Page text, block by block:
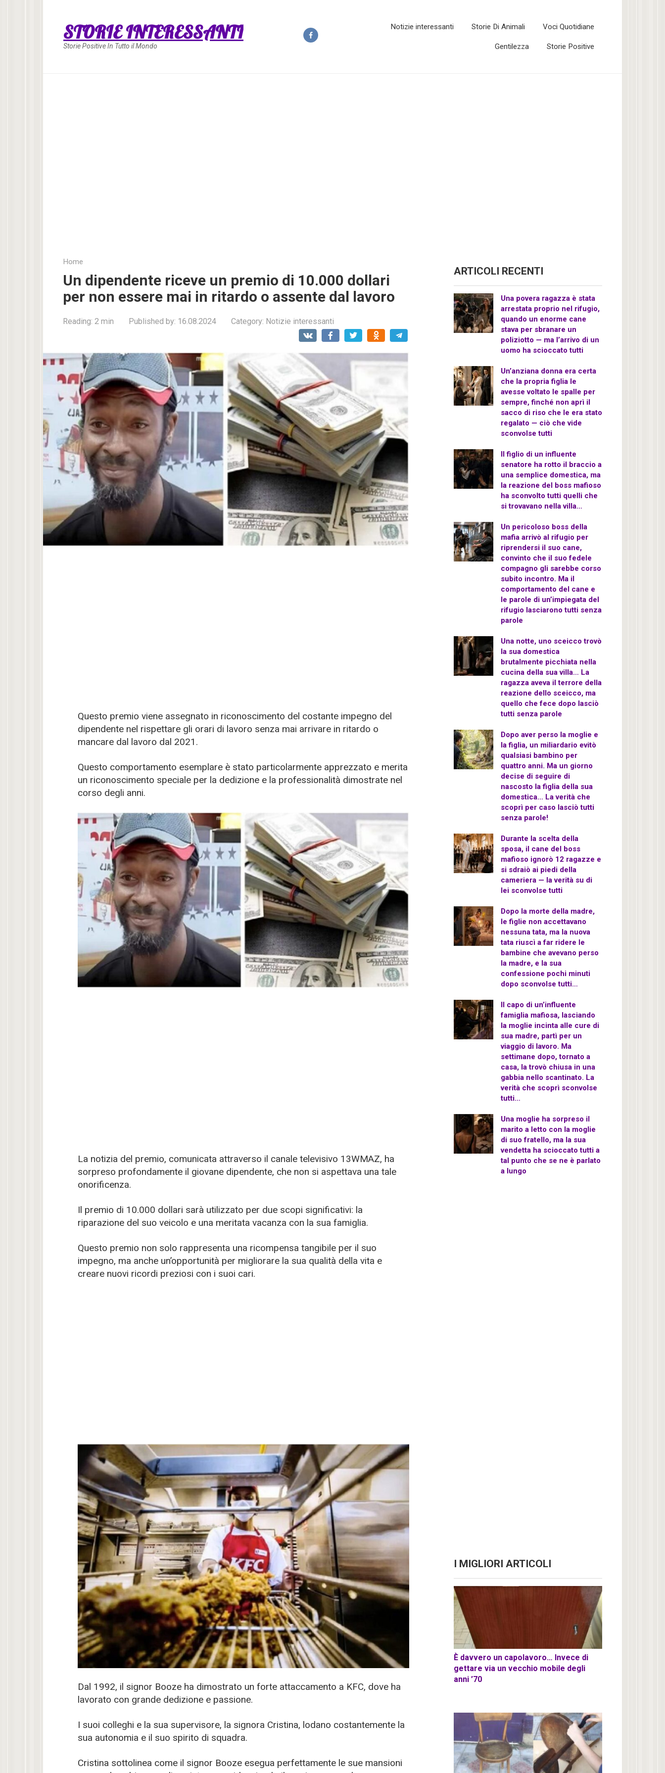
STORIE INTERESSANTI
Storie Positive In Tutto il Mondo
Notizie interessanti Storie Di Animali Voci Quotidiane
Gentilezza Storie Positive
Home
Un dipendente riceve un premio di 10.000 dollari
per non essere mai in ritardo o assente dal lavoro
Reading: 2 min Published by: 16.08.2024 Category: Notizie interessanti
Questo premio viene assegnato in riconoscimento del costante impegno del
dipendente nel rispettare gli orari di lavoro senza mai arrivare in ritardo o
mancare dal lavoro dal 2021.
Questo comportamento esemplare è stato particolarmente apprezzato e merita
un riconoscimento speciale per la dedizione e la professionalità dimostrate nel
corso degli anni.
La notizia del premio, comunicata attraverso il canale televisivo 13WMAZ, ha
sorpreso profondamente il giovane dipendente, che non si aspettava una tale
onorificenza.
Il premio di 10.000 dollari sarà utilizzato per due scopi significativi: la
riparazione del suo veicolo e una meritata vacanza con la sua famiglia.
Questo premio non solo rappresenta una ricompensa tangibile per il suo
impegno, ma anche un’opportunità per migliorare la sua qualità della vita e
creare nuovi ricordi preziosi con i suoi cari.
Dal 1992, il signor Booze ha dimostrato un forte attaccamento a KFC, dove ha
lavorato con grande dedizione e passione.
I suoi colleghi e la sua supervisore, la signora Cristina, lodano costantemente la
sua autonomia e il suo spirito di squadra.
Cristina sottolinea come il signor Booze esegua perfettamente le sue mansioni
ARTICOLI RECENTI
Una povera ragazza è stata
arrestata proprio nel rifugio,
quando un enorme cane
stava per sbranare un
poliziotto — ma l’arrivo di un
uomo ha scioccato tutti
Un’anziana donna era certa
che la propria figlia le
avesse voltato le spalle per
sempre, finché non aprì il
sacco di riso che le era stato
regalato — ciò che vide
sconvolse tutti
Il figlio di un influente
senatore ha rotto il braccio a
una semplice domestica, ma
la reazione del boss mafioso
ha sconvolto tutti quelli che
si trovavano nella villa…
Un pericoloso boss della
mafia arrivò al rifugio per
riprendersi il suo cane,
convinto che il suo fedele
compagno gli sarebbe corso
subito incontro. Ma il
comportamento del cane e
le parole di un’impiegata del
rifugio lasciarono tutti senza
parole
Una notte, uno sceicco trovò
la sua domestica
brutalmente picchiata nella
cucina della sua villa… La
ragazza aveva il terrore della
reazione dello sceicco, ma
quello che fece dopo lasciò
tutti senza parole
Dopo aver perso la moglie e
la figlia, un miliardario evitò
qualsiasi bambino per
quattro anni. Ma un giorno
decise di seguire di
nascosto la figlia della sua
domestica… La verità che
scoprì per caso lasciò tutti
senza parole!
Durante la scelta della
sposa, il cane del boss
mafioso ignorò 12 ragazze e
si sdraiò ai piedi della
cameriera — la verità su di
lei sconvolse tutti
Dopo la morte della madre,
le figlie non accettavano
nessuna tata, ma la nuova
tata riuscì a far ridere le
bambine che avevano perso
la madre, e la sua
confessione pochi minuti
dopo sconvolse tutti…
Il capo di un’influente
famiglia mafiosa, lasciando
la moglie incinta alle cure di
sua madre, partì per un
viaggio di lavoro. Ma
settimane dopo, tornato a
casa, la trovò chiusa in una
gabbia nello scantinato. La
verità che scoprì sconvolse
tutti…
Una moglie ha sorpreso il
marito a letto con la moglie
di suo fratello, ma la sua
vendetta ha scioccato tutti a
tal punto che se ne è parlato
a lungo
I MIGLIORI ARTICOLI
È davvero un capolavoro… Invece di
gettare via un vecchio mobile degli
anni ’70